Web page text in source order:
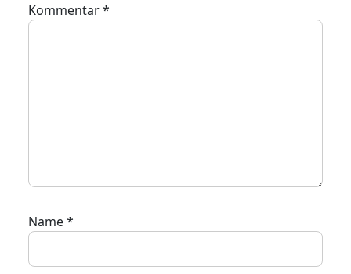
Kommentar*
Name*